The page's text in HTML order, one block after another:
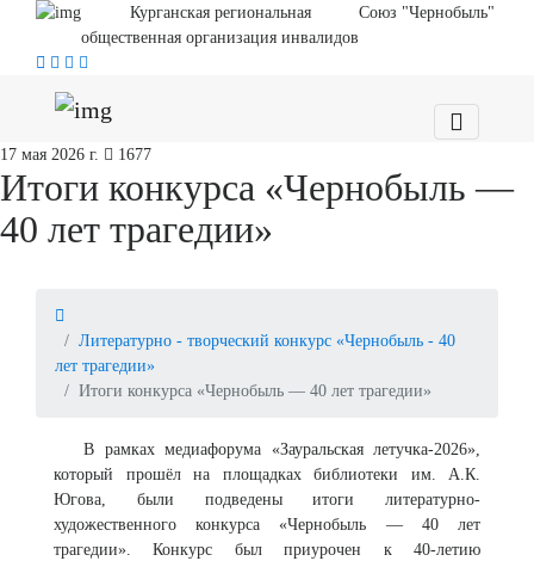
Курганская региональная
общественная организация инвалидов
Союз "Чернобыль"
17 мая 2026 г. 1677
Итоги конкурса «Чернобыль —
40 лет трагедии»
Литературно - творческий конкурс «Чернобыль - 40
лет трагедии»
Итоги конкурса «Чернобыль — 40 лет трагедии»
В рамках медиафорума «Зауральская летучка-2026»,
который прошёл на площадках библиотеки им. А.К.
Югова, были подведены итоги литературно-
художественного конкурса «Чернобыль — 40 лет
трагедии». Конкурс был приурочен к 40-летию